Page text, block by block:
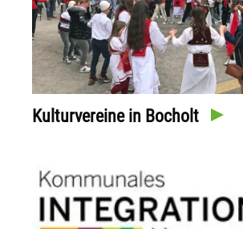
Kulturvereine in Bocholt